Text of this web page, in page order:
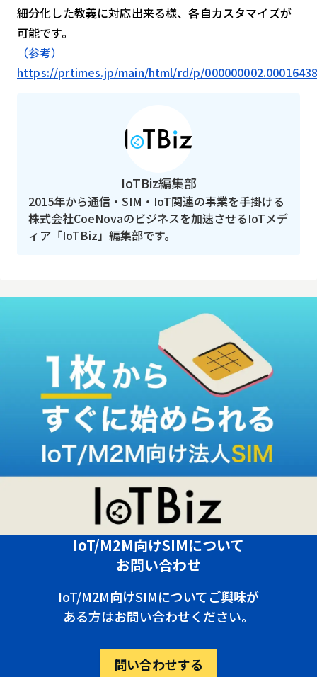
細分化した教義に対応出来る様、各自カスタマイズが
可能です。
（参考）
https://prtimes.jp/main/html/rd/p/
IoTBiz編集部
2015年から通信・SIM・IoT関連の事業を手掛ける
株式会社CoeNovaのビジネスを加速させるIoTメデ
ィア「IoTBiz」編集部です。
IoT/M2M向けSIMについて
お問い合わせ
IoT/M2M向けSIMについてご興味が
ある方はお問い合わせください。
問い合わせする